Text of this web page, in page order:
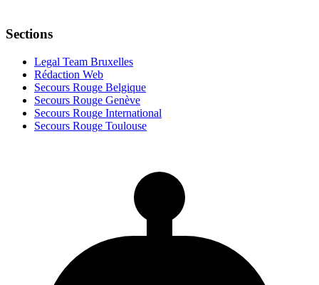
Sections
Legal Team Bruxelles
Rédaction Web
Secours Rouge Belgique
Secours Rouge Genève
Secours Rouge International
Secours Rouge Toulouse